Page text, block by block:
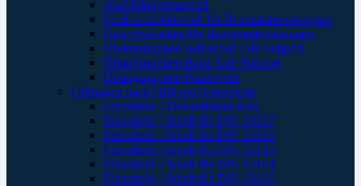
Ausbildungsmaterial
Feedbackelektronik für Reanimationspuppen
Gesichtsmasken für Reanimationspuppen
Übungspuppen Advanced Life Support
Übungspuppen Basic Life Support
Übungspuppen Feuerwehr
Füllungen nach DIN und Einzelteile
Einzelteile / Füllsortiment Kita
Einzelteile / Inhalt für DIN 13157
Einzelteile / Inhalt für DIN 13169
Einzelteile / Inhalt für DIN 14142
Einzelteile / Inhalt für DIN 13164
Einzelteile / Inhalt für DIN 13160